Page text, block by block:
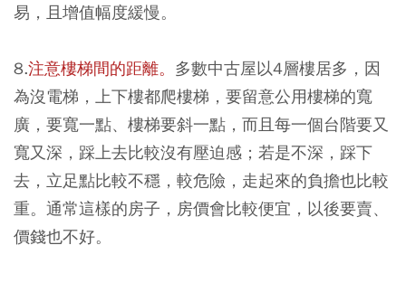
易，且增值幅度緩慢。
8.注意樓梯間的距離。 多數中古屋以4層樓居多，因
為沒電梯，上下樓都爬樓梯，要留意公用樓梯的寬
廣，要寬一點、樓梯要斜一點，而且每一個台階要又
寬又深，踩上去比較沒有壓迫感；若是不深，踩下
去，立足點比較不穩，較危險，走起來的負擔也比較
重。通常這樣的房子，房價會比較便宜，以後要賣、
價錢也不好。